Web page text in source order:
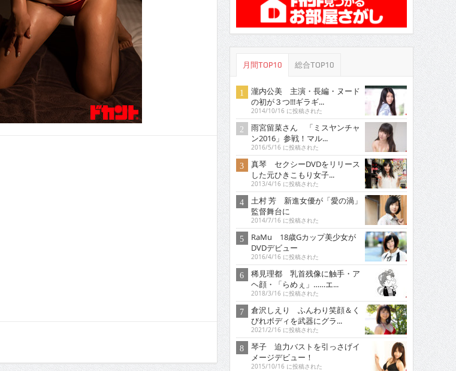
月間TOP10 総合TOP10
瀧内公美 主演・長編・ヌード
の初が３つ!!!ギラギ...
2014/10/16 に投稿された
雨宮留菜さん 「ミスヤンチャ
ン2016」参戦！マル...
2016/5/16 に投稿された
真琴 セクシーDVDをリリース
した元ひきこもり女子...
2013/4/16 に投稿された
土村 芳 新進女優が「愛の渦」
監督舞台に
2014/7/16 に投稿された
RaMu 18歳Gカップ美少女が
DVDデビュー
2016/4/16 に投稿された
稀見理都 乳首残像に触手・ア
ヘ顔・「らめぇ」……エ...
2018/3/16 に投稿された
倉沢しえり ふんわり笑顔＆く
びれボディを武器にグラ...
2021/2/16 に投稿された
琴子 迫力バストを引っさげイ
メージデビュー！
2015/10/16 に投稿された